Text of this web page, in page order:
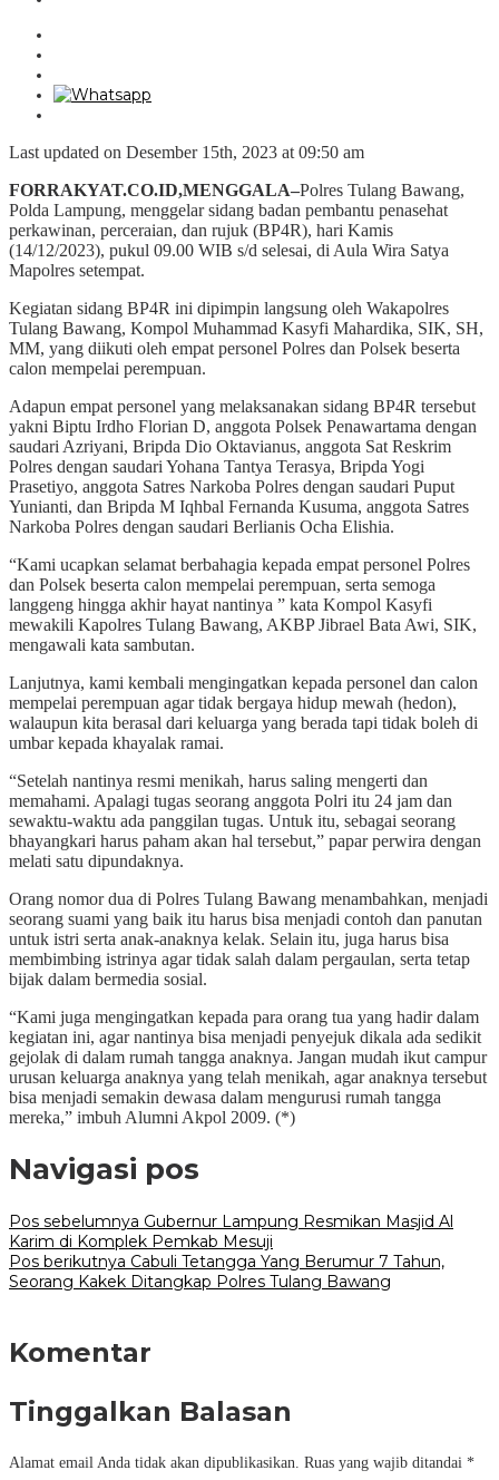
Last updated on Desember 15th, 2023 at 09:50 am
FORRAKYAT.CO.ID,MENGGALA–Polres Tulang Bawang,
Polda Lampung, menggelar sidang badan pembantu penasehat
perkawinan, perceraian, dan rujuk (BP4R), hari Kamis
(14/12/2023), pukul 09.00 WIB s/d selesai, di Aula Wira Satya
Mapolres setempat.
Kegiatan sidang BP4R ini dipimpin langsung oleh Wakapolres
Tulang Bawang, Kompol Muhammad Kasyfi Mahardika, SIK, SH,
MM, yang diikuti oleh empat personel Polres dan Polsek beserta
calon mempelai perempuan.
Adapun empat personel yang melaksanakan sidang BP4R tersebut
yakni Biptu Irdho Florian D, anggota Polsek Penawartama dengan
saudari Azriyani, Bripda Dio Oktavianus, anggota Sat Reskrim
Polres dengan saudari Yohana Tantya Terasya, Bripda Yogi
Prasetiyo, anggota Satres Narkoba Polres dengan saudari Puput
Yunianti, dan Bripda M Iqhbal Fernanda Kusuma, anggota Satres
Narkoba Polres dengan saudari Berlianis Ocha Elishia.
“Kami ucapkan selamat berbahagia kepada empat personel Polres
dan Polsek beserta calon mempelai perempuan, serta semoga
langgeng hingga akhir hayat nantinya ” kata Kompol Kasyfi
mewakili Kapolres Tulang Bawang, AKBP Jibrael Bata Awi, SIK,
mengawali kata sambutan.
Lanjutnya, kami kembali mengingatkan kepada personel dan calon
mempelai perempuan agar tidak bergaya hidup mewah (hedon),
walaupun kita berasal dari keluarga yang berada tapi tidak boleh di
umbar kepada khayalak ramai.
“Setelah nantinya resmi menikah, harus saling mengerti dan
memahami. Apalagi tugas seorang anggota Polri itu 24 jam dan
sewaktu-waktu ada panggilan tugas. Untuk itu, sebagai seorang
bhayangkari harus paham akan hal tersebut,” papar perwira dengan
melati satu dipundaknya.
Orang nomor dua di Polres Tulang Bawang menambahkan, menjadi
seorang suami yang baik itu harus bisa menjadi contoh dan panutan
untuk istri serta anak-anaknya kelak. Selain itu, juga harus bisa
membimbing istrinya agar tidak salah dalam pergaulan, serta tetap
bijak dalam bermedia sosial.
“Kami juga mengingatkan kepada para orang tua yang hadir dalam
kegiatan ini, agar nantinya bisa menjadi penyejuk dikala ada sedikit
gejolak di dalam rumah tangga anaknya. Jangan mudah ikut campur
urusan keluarga anaknya yang telah menikah, agar anaknya tersebut
bisa menjadi semakin dewasa dalam mengurusi rumah tangga
mereka,” imbuh Alumni Akpol 2009. (*)
Navigasi pos
Pos sebelumnya Gubernur Lampung Resmikan Masjid Al
Karim di Komplek Pemkab Mesuji
Pos berikutnya Cabuli Tetangga Yang Berumur 7 Tahun,
Seorang Kakek Ditangkap Polres Tulang Bawang
Komentar
Tinggalkan Balasan
Alamat email Anda tidak akan dipublikasikan. Ruas yang wajib ditandai *